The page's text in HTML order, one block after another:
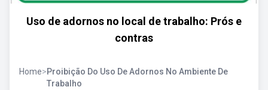
Uso de adornos no local de trabalho: Prós e
contras
Home>Proibição Do Uso De Adornos No Ambiente De
Trabalho